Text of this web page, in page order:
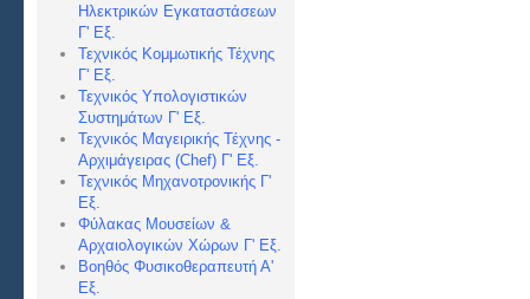
Ηλεκτρικών Εγκαταστάσεων
Γ' Εξ.
Τεχνικός Κομμωτικής Τέχνης
Γ' Εξ.
Τεχνικός Υπολογιστικών
Συστημάτων Γ' Εξ.
Τεχνικός Μαγειρικής Τέχνης -
Αρχιμάγειρας (Chef) Γ' Εξ.
Τεχνικός Μηχανοτρονικής Γ'
Εξ.
Φύλακας Μουσείων &
Αρχαιολογικών Χώρων Γ' Εξ.
Βοηθός Φυσικοθεραπευτή Α'
Εξ.